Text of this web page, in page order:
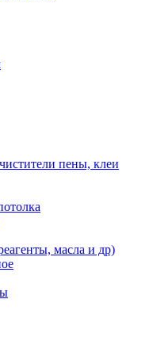
пены, клеи
масла и др)